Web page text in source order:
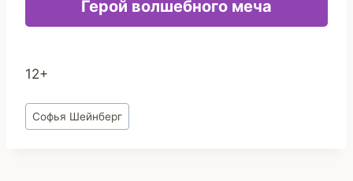
Герой волшебного меча
12+
Метки
записи:
Софья Шейнберг